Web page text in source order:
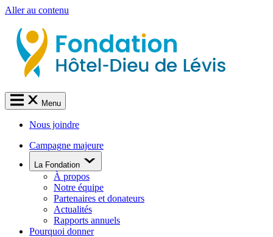
Aller au contenu
Menu
Nous joindre
Campagne majeure
La Fondation
À propos
Notre équipe
Partenaires et donateurs
Actualités
Rapports annuels
Pourquoi donner